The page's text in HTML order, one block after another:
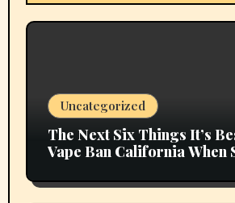
Uncategorized
The Next Six Things It’s
Vape Ban California When